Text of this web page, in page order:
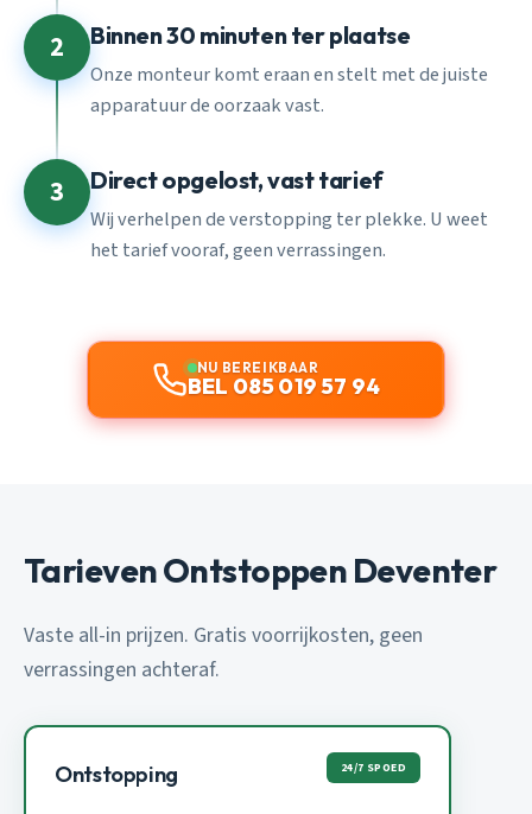
2 Binnen 30 minuten ter plaatse
Onze monteur komt eraan en stelt met de juiste
apparatuur de oorzaak vast.
3 Direct opgelost, vast tarief
Wij verhelpen de verstopping ter plekke. U weet
het tarief vooraf, geen verrassingen.
NU BEREIKBAAR
BEL 085 019 57 94
Tarieven Ontstoppen Deventer
Vaste all-in prijzen. Gratis voorrijkosten, geen
verrassingen achteraf.
Ontstopping 24/7 SPOED